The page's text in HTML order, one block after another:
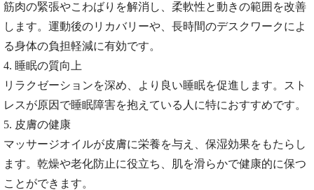
筋肉の緊張やこわばりを解消し、柔軟性と動きの範囲を改善
します。運動後のリカバリーや、長時間のデスクワークによ
る身体の負担軽減に有効です。
4. 睡眠の質向上
リラクゼーションを深め、より良い睡眠を促進します。スト
レスが原因で睡眠障害を抱えている人に特におすすめです。
5. 皮膚の健康
マッサージオイルが皮膚に栄養を与え、保湿効果をもたらし
ます。乾燥や老化防止に役立ち、肌を滑らかで健康的に保つ
ことができます。